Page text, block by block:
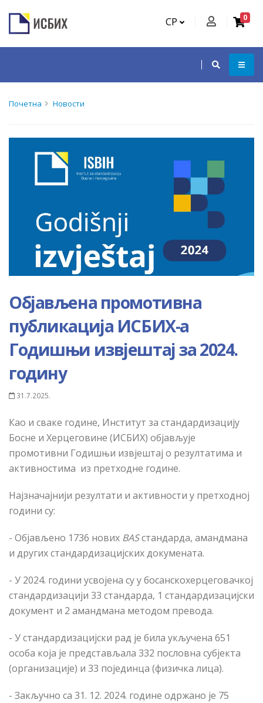
СР 0
Почетна Новости
Објављена промотивна
публикација ИСБИХ-а
Годишњи извјештај за 2024.
годину
31.7.2025.
Као и сваке године, Институт за стандардизацију
Босне и Херцеговине (ИСБИХ) објављује
промотивни Годишњи извјештај о резултатима и
активностима из претходне године.
Најзначајнији резултати и активности у претходној
години су:
- Објављено 1736 нових BASстандарда, амандмана
и других стандардизацијских докумената.
- У 2024. години усвојена су у босанскохерцеговачкој
стандардизацији 33 стандарда, 1 стандардизацијски
документ и 2 амандмана методом превода.
- У стандардизацијски рад је била укључена 651
особа која је представљала 332 пословна субјекта
(организације) и 33 појединца (физичка лица).
- Закључно са 31. 12. 2024. године одржано је 75